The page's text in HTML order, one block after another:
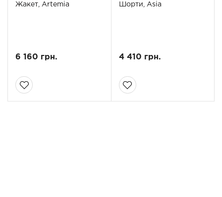
Жакет, Artemia
6 160 грн.
Шорти, Asia
4 410 грн.